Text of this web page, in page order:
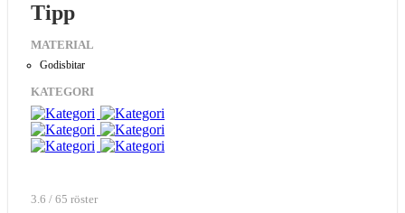
Tipp
MATERIAL
Godisbitar
KATEGORI
3.6 / 65 röster